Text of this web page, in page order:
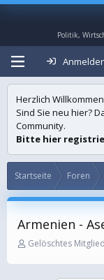
Politik,
Herzlich
Sind Sie neu hier?
Community.
Bitte hier
Startseite Foren
Armenien -
E
s
Gelöschtes